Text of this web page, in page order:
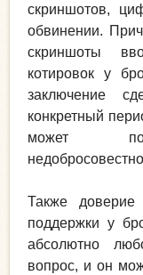
скриншотов,
обвинении.
скриншоты
котировок у
заключение
конкретный
может
Также доверие
поддержки у
абсолютно
вопрос, и он